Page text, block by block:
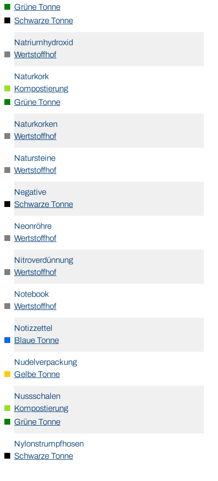
Grüne Tonne
Schwarze Tonne
Natriumhydroxid
Wertstoffhof
Naturkork
Kompostierung
Grüne Tonne
Naturkorken
Wertstoffhof
Natursteine
Wertstoffhof
Negative
Schwarze Tonne
Neonröhre
Wertstoffhof
Nitroverdünnung
Wertstoffhof
Notebook
Wertstoffhof
Notizzettel
Blaue Tonne
Nudelverpackung
Gelbe Tonne
Nussschalen
Kompostierung
Grüne Tonne
Nylonstrumpfhosen
Schwarze Tonne